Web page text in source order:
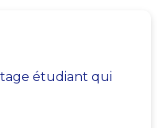
étudiant qui